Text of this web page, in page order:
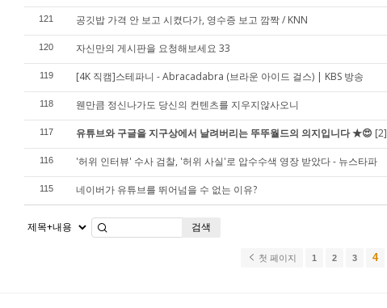
121 공깃밥 가격 안 보고 시켰다가, 영수증 보고 깜짝 / KNN
120 자신만의 게시판을 요청해보세요 33
119 [4K 직캠]스테파니 - Abracadabra (브라운 아이드 걸스) | KBS 방송
118 웬만큼 정신나가도 당신의 컨텐츠를 지우지않사오니
117 유튜브와 구글을 지구상에서 날려버리는 뚜뚜월드의 의지입니다 ★😍 [2]
116 '허위 인터뷰' 수사 검찰, '허위 사실'로 압수수색 영장 받았다 - 뉴스타파
115 네이버가 유튜브를 뛰어넘을 수 없는 이유?
검색
첫 페이지 1 2 3 4